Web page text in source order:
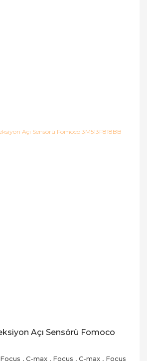
Açı Sensörü Fomoco
Focus , C-max , Focus , C-max , Focus